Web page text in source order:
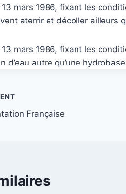
mars 1986, fixant les
aterrir et décoller ailleurs
mars 1986, fixant les
d’eau autre qu’une
Française